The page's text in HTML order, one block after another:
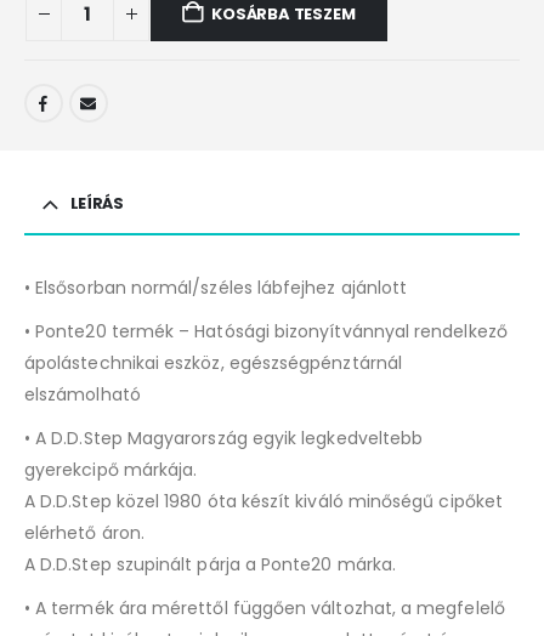
KOSÁRBA TESZEM
LEÍRÁS
• Elsősorban normál/széles lábfejhez ajánlott
• Ponte20 termék – Hatósági bizonyítvánnyal rendelkező
ápolástechnikai eszköz, egészségpénztárnál
elszámolható
• A D.D.Step Magyarország egyik legkedveltebb
gyerekcipő márkája.
A D.D.Step közel 1980 óta készít kiváló minőségű cipőket
elérhető áron.
A D.D.Step szupinált párja a Ponte20 márka.
• A termék ára mérettől függően változhat, a megfelelő